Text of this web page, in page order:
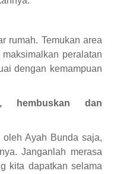
rumah. Temukan area
peralatan
dengan kemampuan
hembuskan dan
Ayah Bunda saja,
Janganlah merasa
kita dapatkan selama